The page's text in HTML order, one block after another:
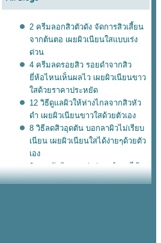
2 ครีมลอกสิวตัวดัง จัดการสิวเสี้ยน
จากต้นตอ เผยผิวเนียนใสแบบเร่ง
ด่วน
4 ครีมลดรอยสิว รอยดำจากสิว
ี่ห้อไหนเห็นผลไว เผยผิวเนียนขาว
สด้วยราคาประหยัด
12 วิธีดูแลผิวให้ห่างไกลจากสิวหัว
ดำ เผยผิวเนียนขาวใสด้วยตัวเอง
8 วิธีลดสิวอุดตัน บอกลาผิวไม่เรียบ
เนียน เผยผิวเนียนใสได้ง่ายๆด้วยตัว
เอง
3 สูตรขัดผิวขาวเร่งด่วน ทำเองได้
ง่ายๆ ประหยัดเงินในกระเป๋า